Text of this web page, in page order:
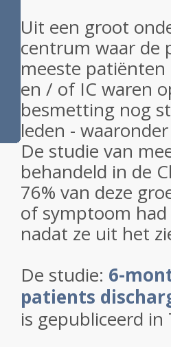
Uit een groot
centrum waar de
meeste
en / of IC waren
besmetting nog
leden -
De studie van
behandeld in de
76% van deze
of symptoom
nadat ze uit het
De studie: 6-
patients
is gepubliceerd in